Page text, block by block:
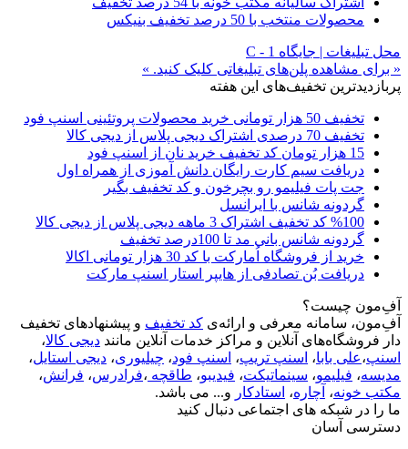
محصولات منتخب با 50 درصد تخفیف بنیکس
محل تبلیغات | جایگاه C - 1
« برای مشاهده پلن‌های تبلیغاتی کلیک کنید. »
پربازدیدترین تخفیف‌های این هفته
تخفیف 50 هزار تومانی خرید محصولات پروتئینی اسنپ فود
تخفیف 70 درصدی اشتراک دیجی پلاس از دیجی کالا
15 هزار تومان کد تخفیف خرید نان از اسنپ فود
دریافت سیم کارت رایگان دانش آموزی از همراه اول
جت پات فیلیمو رو بچرخون و کد تخفیف بگیر
گردونه شانس با ایرانسل
%100 کد تخفیف اشتراک 3 ماهه دیجی پلاس از دیجی کالا
گردونه شانس بانی مد تا 100درصد تخفیف
خرید از فروشگاه اُمارکت با کد 30 هزار تومانی اکالا
دریافت بُن تصادفی از هایپر استار اسنپ مارکت
آفِ‌مون چیست؟
آفِ‌مون، سامانه معرفی و ارائه‌ی کد تخفیف و پیشنهادهای تخفیف
دار فروشگاه‌های آنلاین و مراکز خدمات آنلاین مانند دیجی کالا،
اسنپ،علی بابا، اسنپ تریپ، اسنپ فود، چیلیوری، دیجی استایل،
مدیسه، فیلیمو، سینماتیکت، فیدیبو، طاقچه ،فرادرس، فرانش،
مکتب خونه، آچاره، استادکار و... می باشد.
ما را در شبکه های اجتماعی دنبال کنید
دسترسی آسان